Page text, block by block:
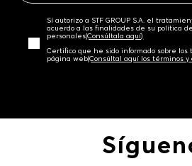
Sí autorizo a STF GROUP S.A. el
acuerdo a las finalidades de su política
personales‎(Consúltala aquí)
Certifico que he sido informado sobre los
página web‎(Consúltal aquí los términos y